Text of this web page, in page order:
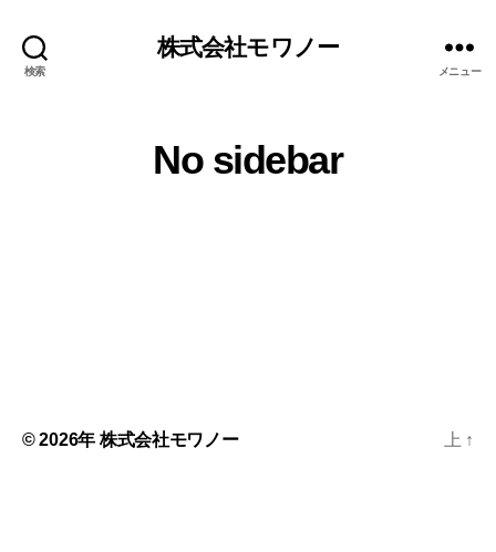
検索
株式会社モワノー
メニュー
No sidebar
© 2026年 株式会社モワノー 上 ↑